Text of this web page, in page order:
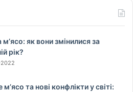
м’ясо: як вони змінилися за
рік?
та нові конфлікти у світі: